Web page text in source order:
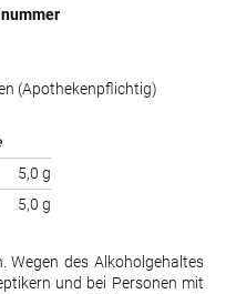
(Apothekenpflichtig)
5,0 g
5,0 g
Wegen des Alkoholgehaltes
und bei Personen mit